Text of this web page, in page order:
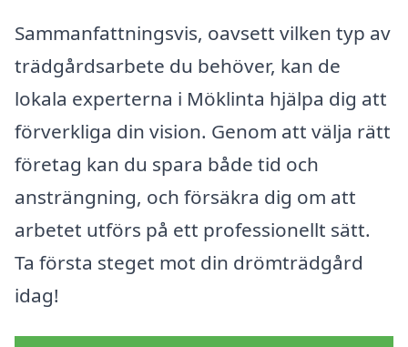
Sammanfattningsvis, oavsett vilken typ av
trädgårdsarbete du behöver, kan de
lokala experterna i Möklinta hjälpa dig att
förverkliga din vision. Genom att välja rätt
företag kan du spara både tid och
ansträngning, och försäkra dig om att
arbetet utförs på ett professionellt sätt.
Ta första steget mot din drömträdgård
idag!